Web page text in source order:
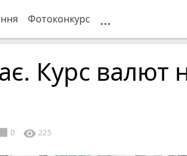
Фотоконкурс ...
Курс валют
0 visibility 225